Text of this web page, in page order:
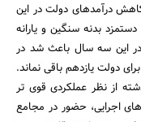
درآمدهای دولت در این
بدنه سنگین و یارانه
در این سه سال باعث شد در
دولت یازدهم باقی نماند.
از نظر عملکردی قوی تر
اجرایی، حضور در مجامع